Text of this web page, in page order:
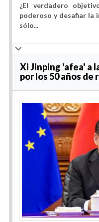
¿El verdadero
poderoso y desafiar la
sólo...
Xi Jinping 'afea' a
por los 50 años de